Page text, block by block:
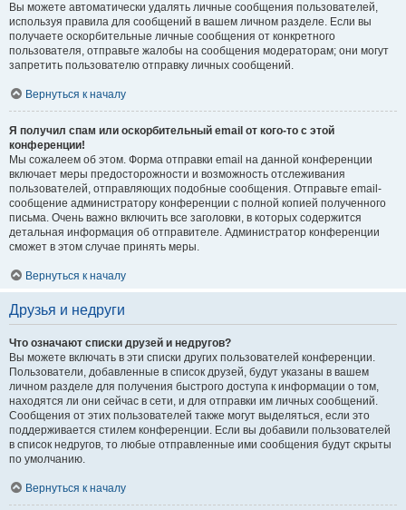
Вы можете автоматически удалять личные сообщения пользователей,
используя правила для сообщений в вашем личном разделе. Если вы
получаете оскорбительные личные сообщения от конкретного
пользователя, отправьте жалобы на сообщения модераторам; они могут
запретить пользователю отправку личных сообщений.
Вернуться к началу
Я получил спам или оскорбительный email от кого-то с этой
конференции!
Мы сожалеем об этом. Форма отправки email на данной конференции
включает меры предосторожности и возможность отслеживания
пользователей, отправляющих подобные сообщения. Отправьте email-
сообщение администратору конференции с полной копией полученного
письма. Очень важно включить все заголовки, в которых содержится
детальная информация об отправителе. Администратор конференции
сможет в этом случае принять меры.
Вернуться к началу
Друзья и недруги
Что означают списки друзей и недругов?
Вы можете включать в эти списки других пользователей конференции.
Пользователи, добавленные в список друзей, будут указаны в вашем
личном разделе для получения быстрого доступа к информации о том,
находятся ли они сейчас в сети, и для отправки им личных сообщений.
Сообщения от этих пользователей также могут выделяться, если это
поддерживается стилем конференции. Если вы добавили пользователей
в список недругов, то любые отправленные ими сообщения будут скрыты
по умолчанию.
Вернуться к началу